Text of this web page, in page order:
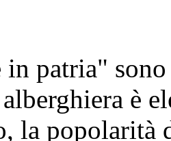
in patria"
è
la popolarità